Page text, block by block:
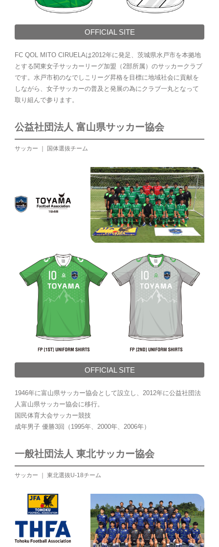
OFFICIAL SITE
FC QOL MITO CIRUELAは2012年に発足、茨城県水戸市を本拠地
とする関東女子サッカーリーグ加盟（2部所属）のサッカークラブ
です。水戸市初のなでしこリーグ昇格を目標に地域社会に貢献を
しながら、女子サッカーの普及と発展の為にクラブ一丸となって
取り組んで参ります。
公益社団法人 富山県サッカー協会
サッカー ｜ 国体選抜チーム
OFFICIAL SITE
1946年に富山県サッカー協会として設立し、2012年に公益社団法
人富山県サッカー協会に移行。
国民体育大会サッカー競技
成年男子 優勝3回（1995年、2000年、2006年）
一般社団法人 東北サッカー協会
サッカー ｜ 東北選抜U-18チーム